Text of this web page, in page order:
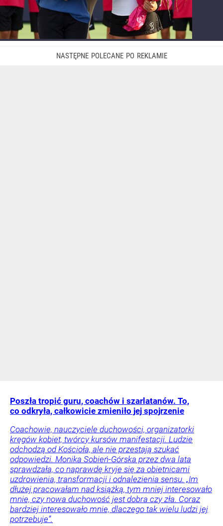
Poszła tropić guru, coachów i szarlatanów. To,
co odkryła, całkowicie zmieniło jej spojrzenie
Coachowie, nauczyciele duchowości, organizatorki
kręgów kobiet, twórcy kursów manifestacji. Ludzie
odchodzą od Kościoła, ale nie przestają szukać
odpowiedzi. Monika Sobień-Górska przez dwa lata
sprawdzała, co naprawdę kryje się za obietnicami
uzdrowienia, transformacji i odnalezienia sensu. „Im
dłużej pracowałam nad książką, tym mniej interesowało
mnie, czy nowa duchowość jest dobra czy zła. Coraz
bardziej interesowało mnie, dlaczego tak wielu ludzi jej
potrzebuje”.